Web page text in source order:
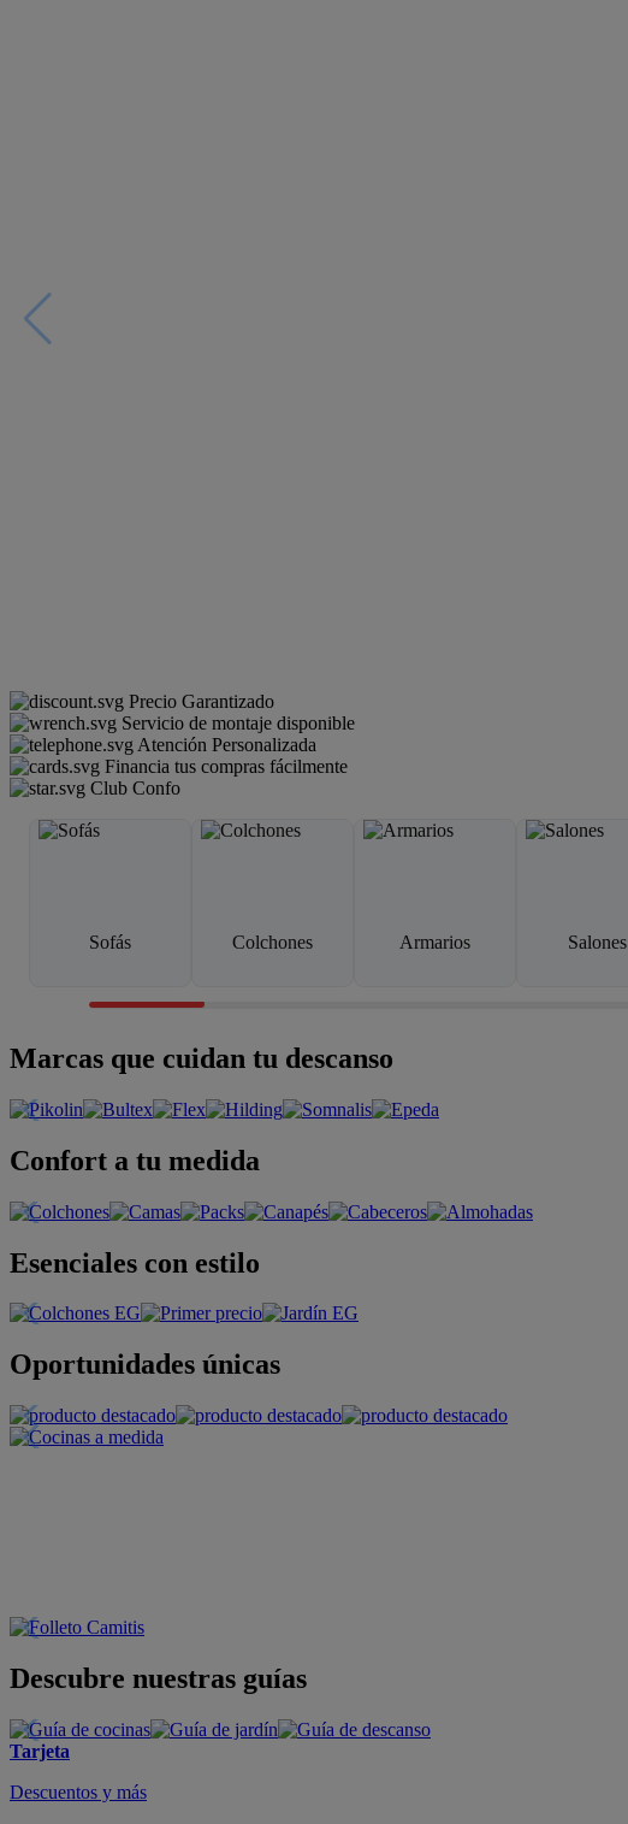
Precio Garantizado
Servicio de montaje disponible
Atención Personalizada
Financia tus compras fácilmente
Club Confo
Sofás Colchones Armarios Salones
Marcas que cuidan tu descanso
Confort a tu medida
Esenciales con estilo
Oportunidades únicas
Descubre nuestras guías
Tarjeta
Descuentos y más